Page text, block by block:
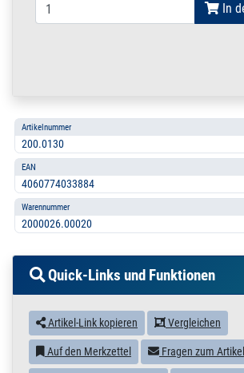
In
Artikelnummer
200.0130
EAN
4060774033884
Warennummer
2000026.00020
Quick-Links und Funktionen
Artikel-Link kopieren Vergleichen
Auf den Merkzettel Fragen zum Artikel